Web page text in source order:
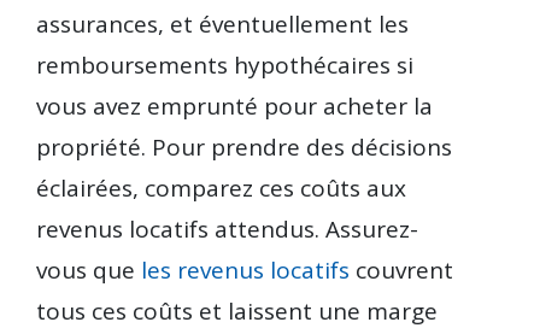
assurances, et éventuellement les
remboursements hypothécaires si
vous avez emprunté pour acheter la
propriété. Pour prendre des décisions
éclairées, comparez ces coûts aux
revenus locatifs attendus. Assurez-
vous que les revenus locatifs couvrent
tous ces coûts et laissent une marge